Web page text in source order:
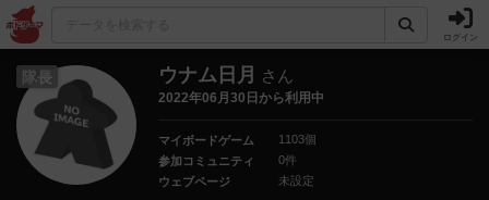
ログイン
隊長 ウナム日月 さん
2022年06月30日から利用中
マイボードゲーム
1103個
参加コミュニティ
0件
ウェブページ
未設定